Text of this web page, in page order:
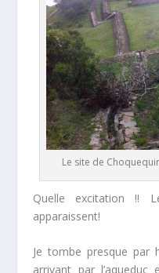
Le site de
Quelle excitation !!
apparaissent!
Je tombe presque par
arrivant par